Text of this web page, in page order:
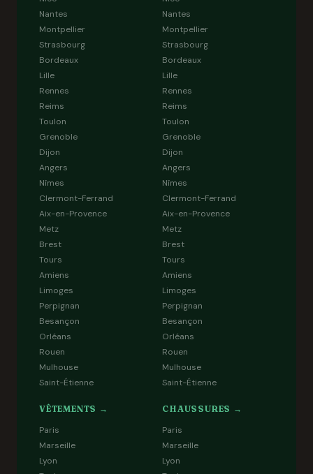
Nantes
Montpellier
Strasbourg
Bordeaux
Lille
Rennes
Reims
Toulon
Grenoble
Dijon
Angers
Nîmes
Clermont-Ferrand
Aix-en-Provence
Metz
Brest
Tours
Amiens
Limoges
Perpignan
Besançon
Orléans
Rouen
Mulhouse
Saint-Étienne
Nantes
Montpellier
Strasbourg
Bordeaux
Lille
Rennes
Reims
Toulon
Grenoble
Dijon
Angers
Nîmes
Clermont-Ferrand
Aix-en-Provence
Metz
Brest
Tours
Amiens
Limoges
Perpignan
Besançon
Orléans
Rouen
Mulhouse
Saint-Étienne
VÊTEMENTS →
Paris
Marseille
Lyon
CHAUSSURES →
Paris
Marseille
Lyon